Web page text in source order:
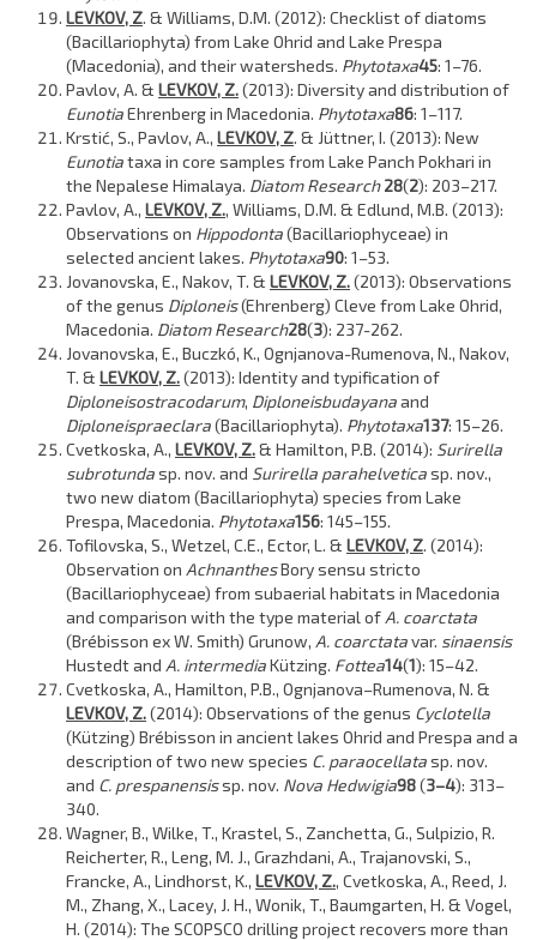
LEVKOV, Z. & Williams, D.M. (2012): Checklist of diatoms
(Bacillariophyta) from Lake Ohrid and Lake Prespa
(Macedonia), and their watersheds. Phytotaxa45: 1–76.
Pavlov, A. & LEVKOV, Z.(2013): Diversity and distribution of
EunotiaEhrenberg in Macedonia. Phytotaxa86: 1–117.
Krstić, S., Pavlov, A., LEVKOV, Z. & Jüttner, I. (2013): New
Eunotiataxa in core samples from Lake Panch Pokhari in
the Nepalese Himalaya. Diatom Research28(2): 203–217.
Pavlov, A., LEVKOV, Z., Williams, D.M. & Edlund, M.B. (2013):
Observations on Hippodonta(Bacillariophyceae) in
selected ancient lakes. Phytotaxa90: 1–53.
Jovanovska, E., Nakov, T. & LEVKOV, Z.(2013): Observations
of the genus Diploneis(Ehrenberg) Cleve from Lake Ohrid,
Macedonia. Diatom Research28(3): 237-262.
Jovanovska, E., Buczkó, K., Ognjanova-Rumenova, N., Nakov,
T. & LEVKOV, Z.(2013): Identity and typification of
Diploneisostracodarum, Diploneisbudayanaand
Diploneispraeclara(Bacillariophyta). Phytotaxa137: 15–26.
Cvetkoska, A., LEVKOV, Z.& Hamilton, P.B. (2014): Surirella
subrotundasp. nov. and Surirella parahelveticasp. nov.,
two new diatom (Bacillariophyta) species from Lake
Prespa, Macedonia. Phytotaxa156: 145–155.
Tofilovska, S., Wetzel, C.E., Ector, L. & LEVKOV, Z. (2014):
Observation on AchnanthesBory sensu stricto
(Bacillariophyceae) from subaerial habitats in Macedonia
and comparison with the type material of A. coarctata
(Brébisson ex W. Smith) Grunow, A. coarctatavar. sinaensis
Hustedt and A. intermediaKützing. Fottea14(1): 15–42.
Cvetkoska, A., Hamilton, P.B., Ognjanova–Rumenova, N. &
LEVKOV, Z.(2014): Observations of the genus Cyclotella
(Kützing) Brébisson in ancient lakes Ohrid and Prespa and a
description of two new species C. paraocellatasp. nov.
and C. prespanensissp. nov. Nova Hedwigia98(3–4): 313–
340.
Wagner, B., Wilke, T., Krastel, S., Zanchetta, G., Sulpizio, R.
Reicherter, R., Leng, M. J., Grazhdani, A., Trajanovski, S.,
Francke, A., Lindhorst, K., LEVKOV, Z., Cvetkoska, A., Reed, J.
M., Zhang, X., Lacey, J. H., Wonik, T., Baumgarten, H. & Vogel,
H. (2014): The SCOPSCO drilling project recovers more than